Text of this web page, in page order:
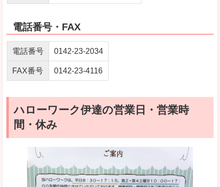
電話番号・FAX
電話番号 0142-23-2034
FAX番号 0142-23-4116
ハローワーク伊達の営業日・営業時
間・休み